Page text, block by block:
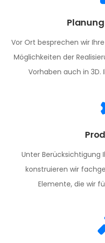
Vor Ort besprechen wir
Möglichkeiten der
Vorhaben auch in 3D.
Unter Berücksichtigung
konstruieren wir
Elemente, die wir